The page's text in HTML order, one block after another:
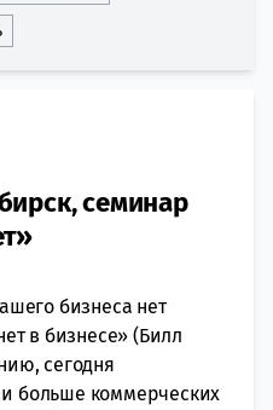
семинар
бизнеса нет
в бизнесе» (Билл
сегодня
больше коммерческих